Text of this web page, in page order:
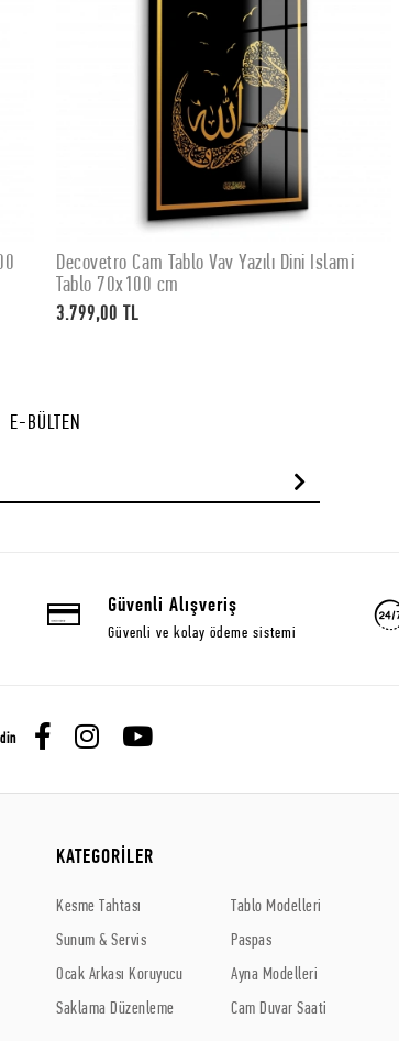
SEPETE EKLE
Decovetro Cam Tablo Vav Yazılı Dini İslami
Tablo 70x100 cm
3.799,00 TL
E-BÜLTEN
Güvenli Alışveriş
Güvenli ve kolay ödeme sistemi
KATEGORİLER
Kesme Tahtası
Sunum & Servis
Ocak Arkası Koruyucu
Saklama Düzenleme
Tablo Modelleri
Paspas
Ayna Modelleri
Cam Duvar Saati